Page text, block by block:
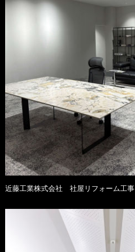
近藤工業株式会社 社屋リフォーム工事